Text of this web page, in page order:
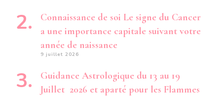
Connaissance de soi Le signe du Cancer
a une importance capitale suivant votre
année de naissance
9 juillet 2026
Guidance Astrologique du 13 au 19
Juillet 2026 et aparté pour les Flammes